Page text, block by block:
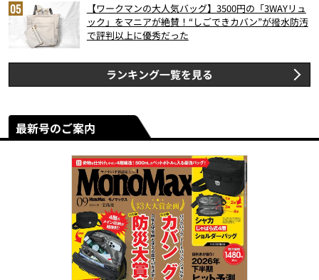
【ワークマンの大人気バッグ】3500円の「3WAYリュ
ック」をマニアが絶賛！“しごできカバン”が撥水防汚
で評判以上に優秀だった
ランキング一覧を見る
最新号のご案内